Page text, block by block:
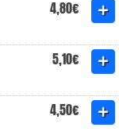
4,80€
5,10€
4,50€